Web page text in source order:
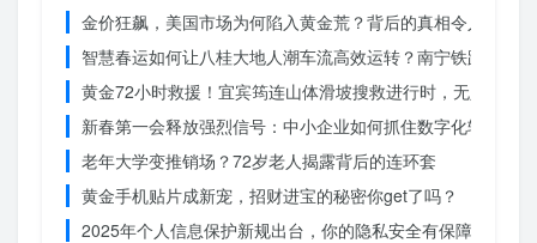
金价狂飙，美国市场为何陷入黄金荒？背后的真相令人
智慧春运如何让八桂大地人潮车流高效运转？南宁铁路枢纽
黄金72小时救援！宜宾筠连山体滑坡搜救进行时，无人机遥
新春第一会释放强烈信号：中小企业如何抓住数字化转型的
老年大学变推销场？72岁老人揭露背后的连环套
黄金手机贴片成新宠，招财进宝的秘密你get了吗？
2025年个人信息保护新规出台，你的隐私安全有保障了吗？